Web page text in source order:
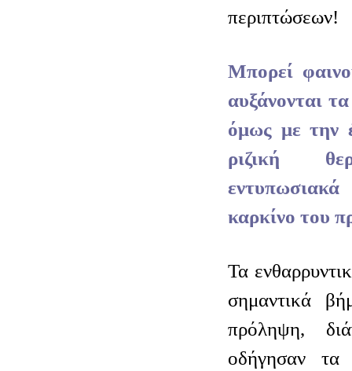
περιπτώσεων!
Μπορεί
αυξάνονται
όμως με την
ριζική
καρκίνο του
Τα
σημαντικά
πρόληψη,
οδήγησαν τα